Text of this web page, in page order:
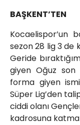
BAŞKENT’TEN
Kocaelispor’un
sezon 28 lig 3 de
Geride
giyen Oğuz son
forma giyen
Süper Lig’den
ciddi olanı
kadrosuna